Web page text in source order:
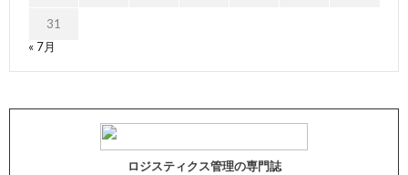
31
« 7月
ロジスティクス管理の専門誌